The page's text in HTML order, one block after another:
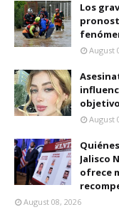
Los
August
August
Jalisco
ofrece
August 08, 2026